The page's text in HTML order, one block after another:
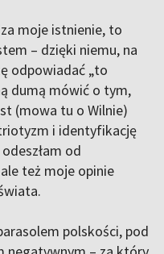
moje istnienie, to
– dzięki niemu, na
odpowiadać „to
dumą mówić o tym,
(mowa tu o Wilnie)
i identyfikację
od
też moje opinie
polskości, pod